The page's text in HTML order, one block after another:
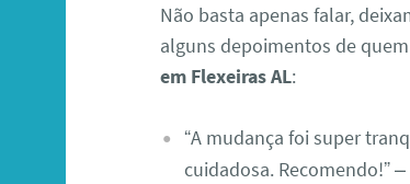
Não basta apenas falar,
alguns depoimentos de
em Flexeiras AL:
“A mudança foi super
cuidadosa. Recomendo!” –